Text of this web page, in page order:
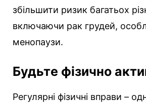
збільшити ризик багатьох
включаючи рак грудей,
менопаузи.
Будьте фізично
Регулярні фізичні вправи –